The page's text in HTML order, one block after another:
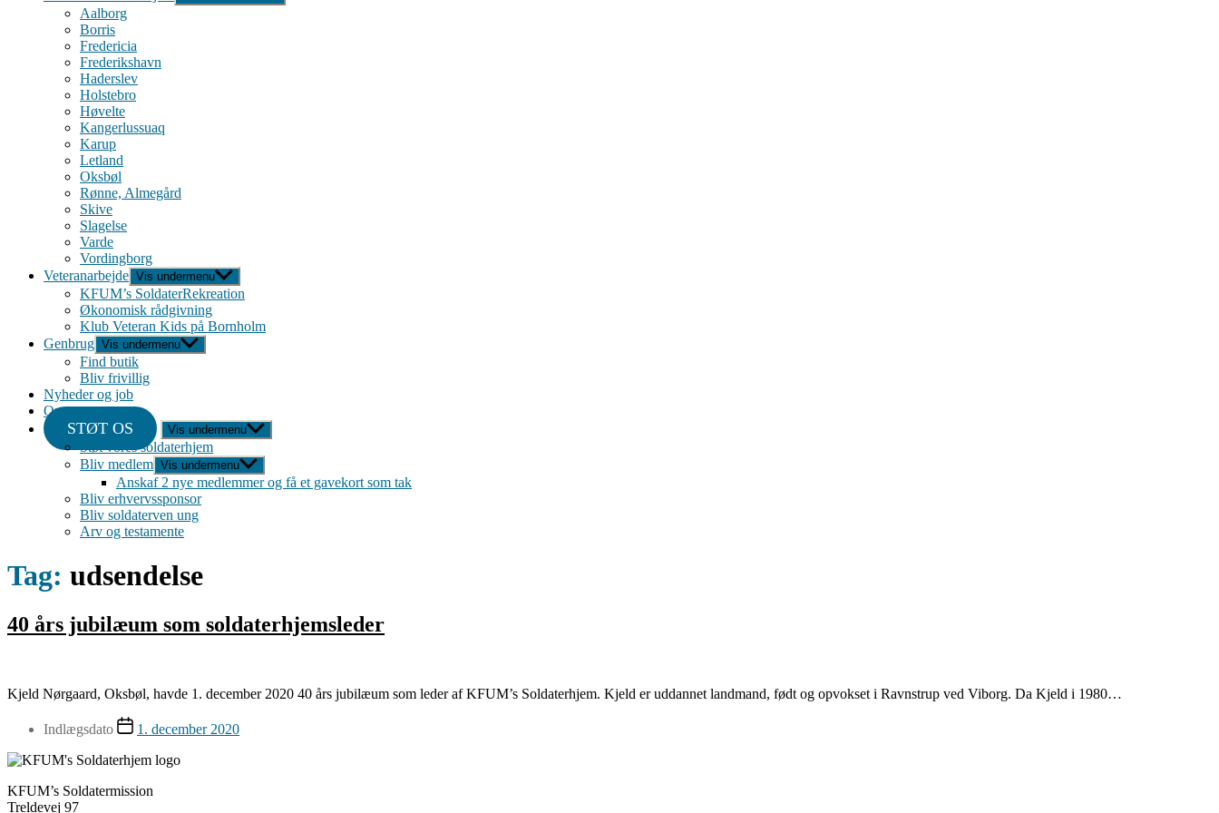
Aalborg
Borris
Fredericia
Frederikshavn
Haderslev
Holstebro
Høvelte
Kangerlussuaq
Karup
Letland
Oksbøl
Rønne, Almegård
Skive
Slagelse
Varde
Vordingborg
Veteranarbejde Vis undermenu
KFUM’s SoldaterRekreation
Økonomisk rådgivning
Klub Veteran Kids på Bornholm
Genbrug Vis undermenu
Find butik
Bliv frivillig
Nyheder og job
Om
STØT OS Vis undermenu
Støt vores soldaterhjem
Bliv medlem Vis undermenu
Anskaf 2 nye medlemmer og få et gavekort som tak
Bliv erhvervssponsor
Bliv soldaterven ung
Arv og testamente
Tag: udsendelse
40 års jubilæum som soldaterhjemsleder
Kjeld Nørgaard, Oksbøl, havde 1. december 2020 40 års jubilæum som leder af KFUM’s Soldaterhjem. Kjeld er uddannet landmand, født og opvokset i Ravnstrup ved Viborg. Da Kjeld i 1980…
Indlægsdato 1. december 2020
KFUM’s Soldatermission
Treldevej 97